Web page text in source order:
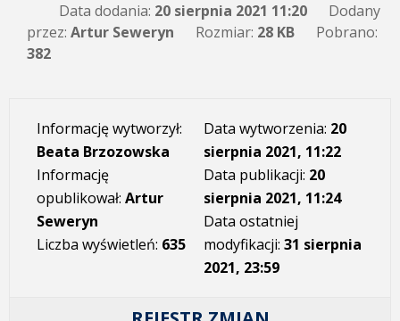
Data dodania: 20 sierpnia 2021 11:20
Dodany
przez: Artur Seweryn Rozmiar: 28 KB
Pobrano:
382
Informację wytworzył:
Beata Brzozowska
Informację
opublikował: Artur
Seweryn
Liczba wyświetleń: 635
Data wytworzenia: 20
sierpnia 2021, 11:22
Data publikacji: 20
sierpnia 2021, 11:24
Data ostatniej
modyfikacji: 31 sierpnia
2021, 23:59